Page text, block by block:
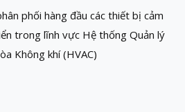
phối hàng đầu các thiết bị cảm
trong lĩnh vực Hệ thống Quản lý
Không khí (HVAC)